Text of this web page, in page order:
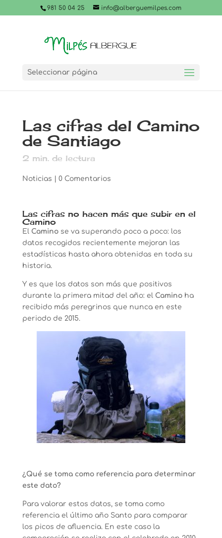
981 50 04 25 info@alberguemilpes.com
Seleccionar página
Las cifras del Camino
de Santiago
2 min. de lectura
Noticias 0 Comentarios
Las cifras no hacen más que subir en el
Camino
El Caminose va superando poco a poco: los
datos recogidos recientemente mejoran las
estadísticas hasta ahora obtenidas en toda su
historia.
Y es que los datos son más que positivos
durante la primera mitad del año: el Caminoha
recibido más peregrinos que nunca en este
periodo de 2015.
¿Qué se toma como referencia para determinar
este dato?
Para valorar estos datos, se toma como
referencia el último año Santo para comparar
los picos de afluencia. En este caso la